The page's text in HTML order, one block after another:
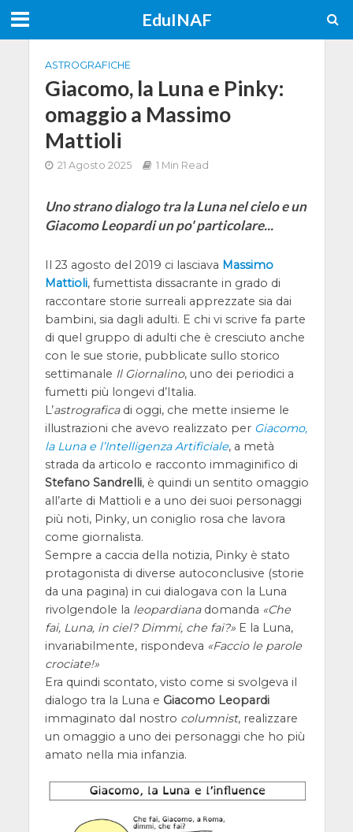
EduINAF
ASTROGRAFICHE
Giacomo, la Luna e Pinky:
omaggio a Massimo
Mattioli
21 Agosto 2025 1 Min Read
Uno strano dialogo tra la Luna nel cielo e un
Giacomo Leopardi un po' particolare...
Il 23 agosto del 2019 ci lasciava Massimo
Mattioli, fumettista dissacrante in grado di
raccontare storie surreali apprezzate sia dai
bambini, sia dagli adulti. E chi vi scrive fa parte
di quel gruppo di adulti che è cresciuto anche
con le sue storie, pubblicate sullo storico
settimanale Il Giornalino, uno dei periodici a
fumetti più longevi d’Italia.
L’astrograficadi oggi, che mette insieme le
illustrazioni che avevo realizzato per Giacomo,
la Luna e l’Intelligenza Artificiale, a metà
strada da articolo e racconto immaginifico di
Stefano Sandrelli, è quindi un sentito omaggio
all’arte di Mattioli e a uno dei suoi personaggi
più noti, Pinky, un coniglio rosa che lavora
come giornalista.
Sempre a caccia della notizia, Pinky è stato
protagonista di diverse autoconclusive (storie
da una pagina) in cui dialogava con la Luna
rivolgendole la leopardianadomanda
Che
fai, Luna, in ciel? Dimmi, che fai? E la Luna,
invariabilmente, rispondeva
Faccio le parole
crociate!
Era quindi scontato, visto come si svolgeva il
dialogo tra la Luna e Giacomo Leopardi
immaginato dal nostro columnist, realizzare
un omaggio a uno dei personaggi che ho più
amato nella mia infanzia.